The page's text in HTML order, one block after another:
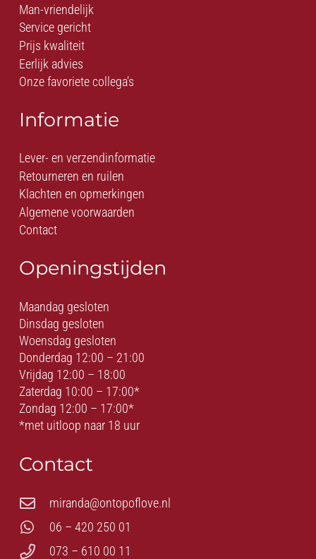
Man-vriendelijk
Service gericht
Prijs kwaliteit
Eerlijk advies
Onze favoriete collega’s
Informatie
Lever- en verzendinformatie
Retourneren en ruilen
Klachten en opmerkingen
Algemene voorwaarden
Contact
Openingstijden
Maandag gesloten
Dinsdag gesloten
Woensdag gesloten
Donderdag 12:00 – 21:00
Vrijdag 12:00 – 18:00
Zaterdag 10:00 – 17:00*
Zondag 12:00 – 17:00*
*met uitloop naar 18 uur
Contact
miranda@ontopoflove.nl
06 – 420 250 01
073 – 610 00 11